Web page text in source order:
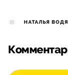
НАТАЛЬЯ